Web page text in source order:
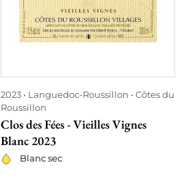
2023 Languedoc-Roussillon
Côtes du
Roussillon
Clos des Fées - Vieilles Vignes
Blanc 2023
Blanc sec